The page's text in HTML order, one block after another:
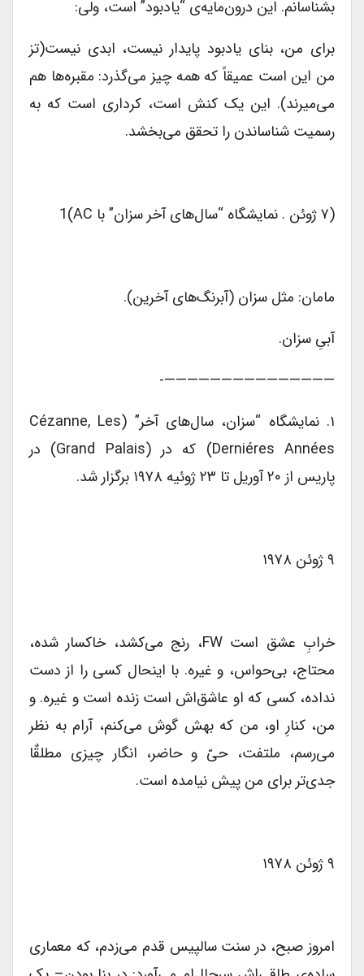
بشناسانم. این درون‌مایه‌ی “یادبود” است، ولی:
برای من، بنای یادبود پایدار نیست، ابدی نیست(تز
من این است عمیقاً که همه چیز می‌گذرد: مقبره‌ها هم
می‌میرند). این یک کنش است، کرداری ‌است که به
رسمیت شناساندن را تحقق می‌بخشد.
مامان: مثل سزان (آبرنگ‌های آخرین).
آبیِ سزان.
———————————————-
۱. نمایشگاه “سزان، سال‌های آخر” (Cézanne, Les
Derniéres Années) که در (Grand Palais) در
پاریس از ۲۰ آوریل تا ۲۳ ژوئیه ۱۹۷۸ برگزار شد.
خرابِ عشق است FW، رنج می‌کشد، خاکسار شده،
محتاج، بی‌حواس، و غیره. با اینحال کسی را از دست
نداده، کسی که او عاشق‌اش است زنده است و غیره. و
من، کنارِ او، من که بهش گوش می‌کنم، آرام به نظر
می‌رسم، ملتفت، حیّ و حاضر، انگار چیزی مطلقٌا
جدی‌تر برای من پیش نیامده است.
امروز صبح، در سنت سالپیس قدم می‌زدم، که معماری